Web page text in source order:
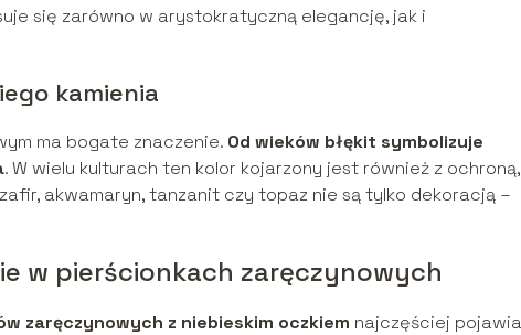
się zarówno w arystokratyczną elegancję, jak i
kamienia
ma bogate znaczenie. Od wieków błękit symbolizuje
. W wielu kulturach ten kolor kojarzony jest również z ochroną,
akwamaryn, tanzanit czy topaz nie są tylko dekoracją –
w pierścionkach zaręczynowych
zaręczynowych z niebieskim oczkiem najczęściej